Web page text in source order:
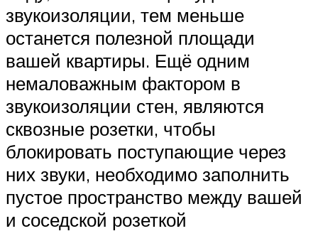
звукоизоляции, тем меньше
останется полезной площади
вашей квартиры. Ещё одним
немаловажным фактором в
звукоизоляции стен, являются
сквозные розетки, чтобы
блокировать поступающие через
них звуки, необходимо заполнить
пустое пространство между вашей
и соседской розеткой